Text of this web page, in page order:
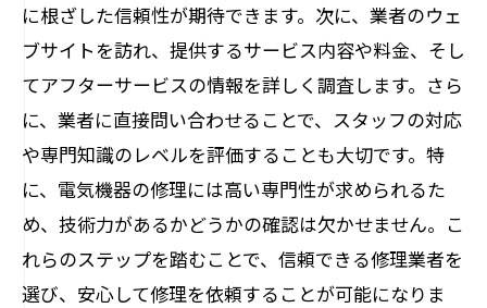
見積もりに含まれるサービスとは
修理費用の節約方法
見積もりと実際の請求額の相違を防ぐ
適正価格を見極めるためのチェックポイ
ント
荻原電機での電気機器修理のプロセスと見積
もりの流れ
初回相談から見積もりまでの流れ
に根ざした信頼性が期待できます。次に、業者のウェ
ブサイトを訪れ、提供するサービス内容や料金、そし
てアフターサービスの情報を詳しく調査します。さら
に、業者に直接問い合わせることで、スタッフの対応
や専門知識のレベルを評価することも大切です。特
に、電気機器の修理には高い専門性が求められるた
め、技術力があるかどうかの確認は欠かせません。こ
れらのステップを踏むことで、信頼できる修理業者を
選び、安心して修理を依頼することが可能になりま